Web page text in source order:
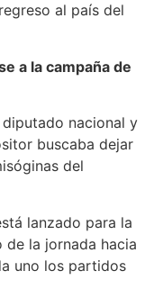
al país del
a la campaña de
nacional y
buscaba dejar
del
lanzado para la
de la jornada hacia
uno los partidos